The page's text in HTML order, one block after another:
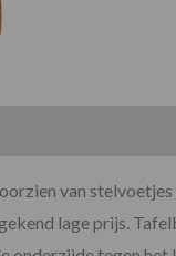
van
lage prijs.